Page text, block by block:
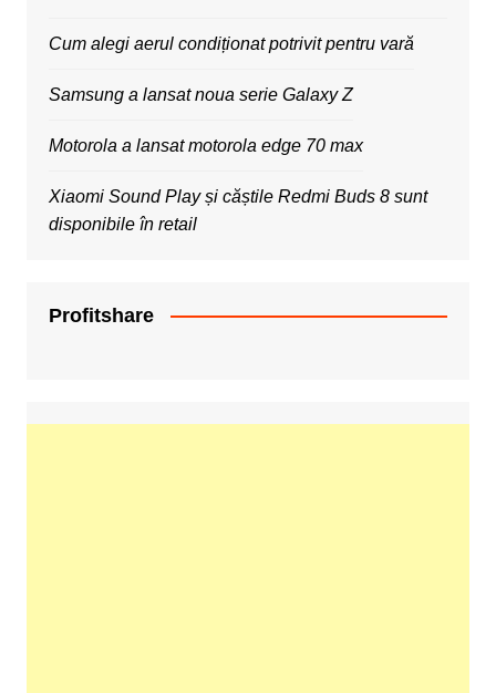
Cum alegi aerul condiționat potrivit pentru vară
Samsung a lansat noua serie Galaxy Z
Motorola a lansat motorola edge 70 max
Xiaomi Sound Play și căștile Redmi Buds 8 sunt
disponibile în retail
Profitshare